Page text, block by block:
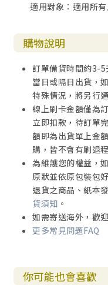
適用對象：適用所有
購物說明
訂單備貨時間約3-
當日或隔日出貨，
特殊情況，將另行
線上刷卡金額僅為
立即扣款，待訂單
額即為出貨單上金
購，皆不會有刷退
為維護您的權益，
原狀並依原包裝包
退貨之商品、紙本
貨須知 。
如需寄送海外，歡
更多常見問題FAQ
你可能也會喜歡